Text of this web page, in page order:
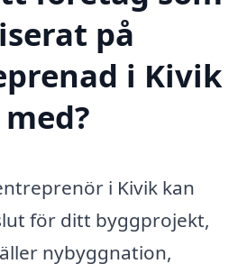
på
i Kivik
i Kivik kan
för ditt byggprojekt,
nybyggnation,